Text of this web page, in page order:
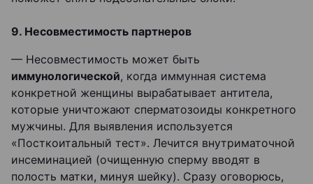
9. Несовместимость партнеров
— Несовместимость может быть
иммунологической, когда иммунная система
конкретной женщины вырабатывает антитела,
которые уничтожают сперматозоиды конкретного
мужчины. Для выявления используется
«Посткоитальный тест». Лечится внутриматочной
инсеминацией (очищенную сперму вводят в
полость матки, минуя шейку). Сразу оговорюсь,